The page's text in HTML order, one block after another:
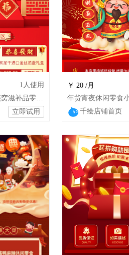
1 人使用
红色食品保健品燕窝滋补品零食特产店铺模板
立即试用
￥ 20 /月
千绘店铺首页